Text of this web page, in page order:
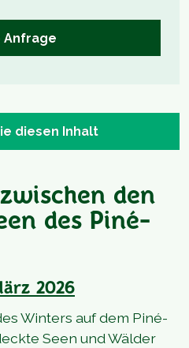
den
des Piné-
2026
Winters auf dem Piné-
Seen und Wälder
Anfrage
diesen Inhalt